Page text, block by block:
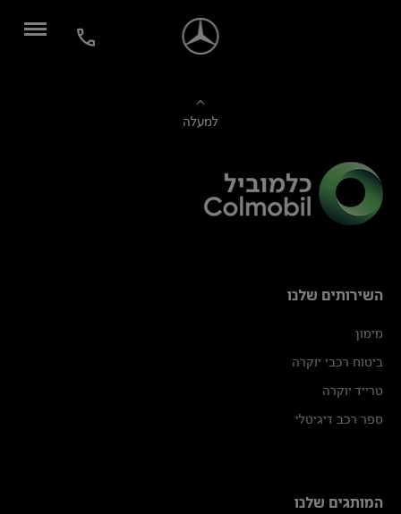
למעלה
השירותים שלנו
מימון
ביטוח רכבי יוקרה
טרייד יוקרה
ספר רכב דיגיטלי
המותגים שלנו